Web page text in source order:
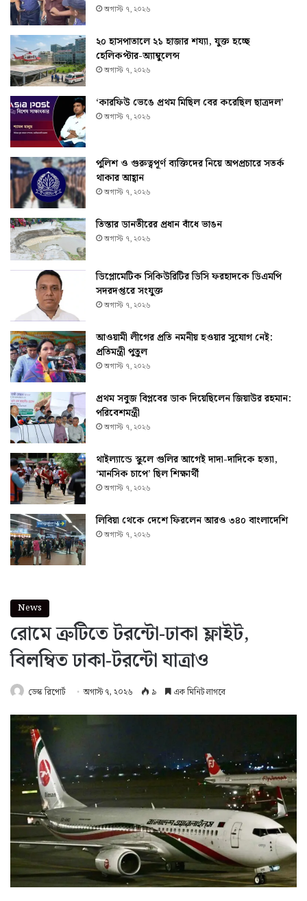
অগাস্ট ৭, ২০২৬
২০ হাসপাতালে ২১ হাজার শয্যা, যুক্ত হচ্ছে
হেলিকপ্টার-অ্যাম্বুলেন্স
অগাস্ট ৭, ২০২৬
‘কারফিউ ভেঙে প্রথম মিছিল বের করেছিল ছাত্রদল’
অগাস্ট ৭, ২০২৬
পুলিশ ও গুরুত্বপূর্ণ ব্যক্তিদের নিয়ে অপপ্রচারে সতর্ক
থাকার আহ্বান
অগাস্ট ৭, ২০২৬
তিস্তার ডানতীরের প্রধান বাঁধে ভাঙন
অগাস্ট ৭, ২০২৬
ডিপ্লোমেটিক সিকিউরিটির ডিসি ফরহাদকে ডিএমপি
সদরদপ্তরে সংযুক্ত
অগাস্ট ৭, ২০২৬
আওয়ামী লীগের প্রতি নমনীয় হওয়ার সুযোগ নেই:
প্রতিমন্ত্রী পুতুল
অগাস্ট ৭, ২০২৬
প্রথম সবুজ বিপ্লবের ডাক দিয়েছিলেন জিয়াউর রহমান:
পরিবেশমন্ত্রী
অগাস্ট ৭, ২০২৬
থাইল্যান্ডে স্কুলে গুলির আগেই দাদা-দাদিকে হত্যা,
‘মানসিক চাপে’ ছিল শিক্ষার্থী
অগাস্ট ৭, ২০২৬
লিবিয়া থেকে দেশে ফিরলেন আরও ৩৪০ বাংলাদেশি
অগাস্ট ৭, ২০২৬